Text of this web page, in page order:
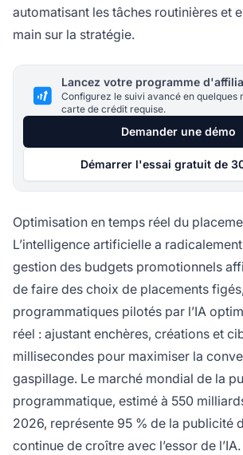
automatisant les tâches routinières et
main sur la stratégie.
Lancez votre programme
Configurez le suivi avancé en quelques
carte de crédit requise.
Demander une démo
Démarrer l'essai gratuit de
Optimisation en temps réel du
L’intelligence artificielle a
gestion des budgets promotionnels
de faire des choix de placements
programmatiques pilotés par l’IA
réel : ajustant enchères, créations et
millisecondes pour maximiser la
gaspillage. Le marché mondial de la
programmatique, estimé à 550
2026, représente 95 % de la publicité
continue de croître avec l’essor de